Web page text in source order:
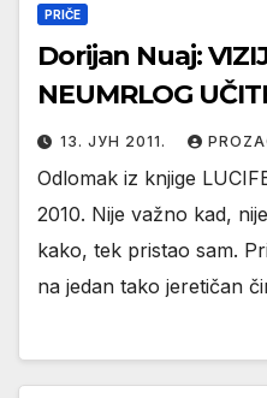
PRIČE
Dorijan Nuaj:
NEUMRLOG
13. ЈУН 2011.
Odlomak iz knjige
2010. Nije važno kad,
kako, tek pristao sam.
na jedan tako jeretičan